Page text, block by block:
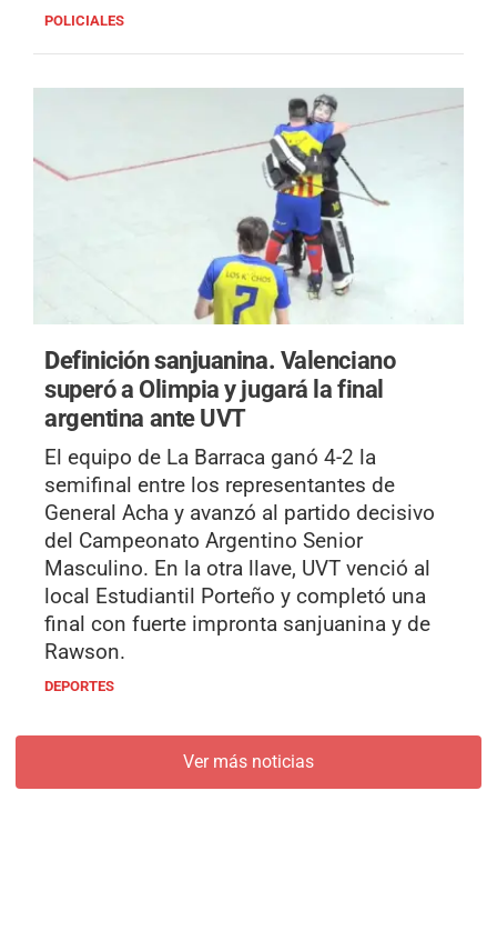
POLICIALES
Definición sanjuanina. Valenciano
superó a Olimpia y jugará la final
argentina ante UVT
El equipo de La Barraca ganó 4-2 la
semifinal entre los representantes de
General Acha y avanzó al partido decisivo
del Campeonato Argentino Senior
Masculino. En la otra llave, UVT venció al
local Estudiantil Porteño y completó una
final con fuerte impronta sanjuanina y de
Rawson.
DEPORTES
Ver más noticias